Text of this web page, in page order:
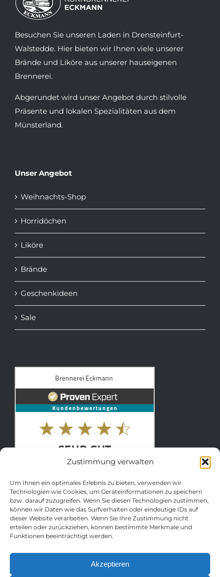
Zustimmung verwalten
Um Ihnen ein optimales Erlebnis zu bieten, verwenden wir
Technologien wie Cookies, um Geräteinformationen zu speichern
bzw. darauf zuzugreifen. Wenn Sie diesen Technologien zustimmen,
können wir Daten wie das Surfverhalten oder eindeutige IDs auf
dieser Website verarbeiten. Wenn Sie Ihre Zustimmung nicht
erteilen oder zurückziehen, können bestimmte Merkmale und
Funktionen beeinträchtigt werden.
Akzeptieren
Besuchen Sie unseren Laden in Drensteinfurt-
Walstedde. Hier bieten wir Ihnen viele unserer
Brände und Liköre aus unserer hauseigenen
Brennerei.
Abgerundet wird unser Angebot durch stilvolle
Präsente und lokalen Spezialitäten aus dem
Münsterland.
Unser Angebot
Weihnachts-Shop
Horridöchen
Liköre
Brände
Geschenkideen
Sale